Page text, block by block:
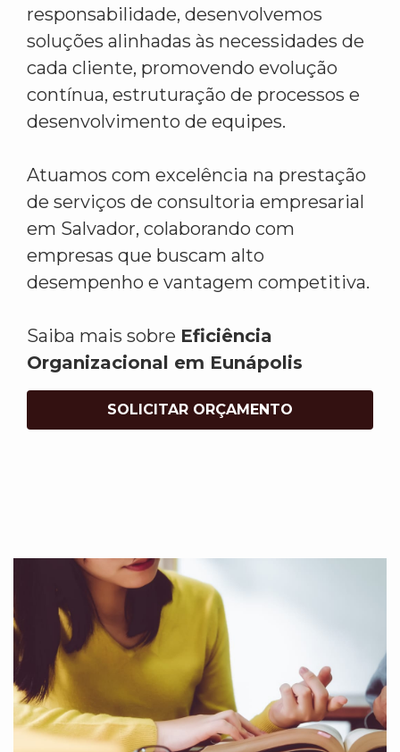
responsabilidade, desenvolvemos
soluções alinhadas às necessidades de
cada cliente, promovendo evolução
contínua, estruturação de processos e
desenvolvimento de equipes.
Atuamos com excelência na prestação
de serviços de consultoria empresarial
em Salvador, colaborando com
empresas que buscam alto
desempenho e vantagem competitiva.
Saiba mais sobre Eficiência
Organizacional em Eunápolis
SOLICITAR ORÇAMENTO